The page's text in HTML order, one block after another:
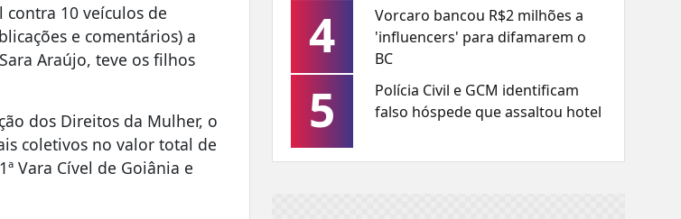
10 veículos de
e comentários) a
Araújo, teve os filhos
dos Direitos da Mulher, o
coletivos no valor total de
Vara Cível de Goiânia e
4
Vorcaro bancou R$2 milhões a
'influencers' para difamarem o
BC
5
Polícia Civil e GCM identificam
falso hóspede que assaltou hotel